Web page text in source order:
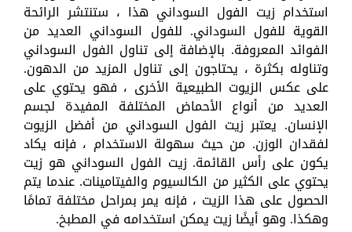
استخدام زيت الفول السوداني هذا ، ستنتشر الرائحة
القوية للفول السوداني. للفول السوداني العديد من
الفوائد المعروفة. بالإضافة إلى تناول الفول السوداني
وتناوله بكثرة ، يحتاجون إلى تناول المزيد من الدهون.
على عكس الزيوت الطبيعية الأخرى ، فهو يحتوي على
العديد من أنواع الأحماض المختلفة المفيدة لجسم
الإنسان. يعتبر زيت الفول السوداني من أفضل الزيوت
لفقدان الوزن. من حيث سهولة الاستخدام ، فإنه يكاد
يكون على رأس القائمة. زيت الفول السوداني هو زيت
يحتوي على الكثير من الكالسيوم والفيتامينات. عندما يتم
الحصول على هذا الزيت ، فإنه يمر بمراحل مختلفة تمامًا
وهكذا. وهو أيضًا زيت يمكن استخدامه في المطبخ.